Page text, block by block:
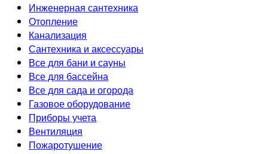
Инженерная сантехника
Отопление
Канализация
Сантехника и аксессуары
Все для бани и сауны
Все для бассейна
Все для сада и огорода
Газовое оборудование
Приборы учета
Вентиляция
Пожаротушение